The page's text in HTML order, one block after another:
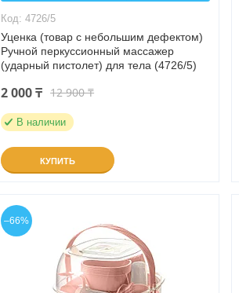
4726/5
Уценка (товар с небольшим дефектом)
Ручной перкуссионный массажер
(ударный пистолет) для тела (4726/5)
2 000 ₸ 12 900 ₸
В наличии
КУПИТЬ
–66%